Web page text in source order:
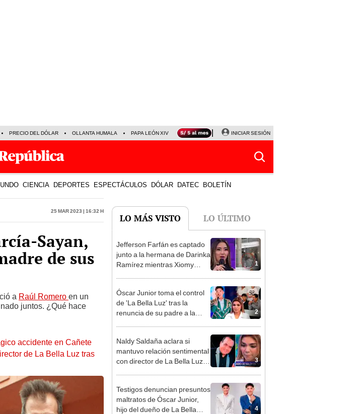
PRECIO DEL DÓLAR OLLANTA HUMALA PAPA LEÓN XIV NALDY SALDAÑA LA BELLA LUZ
INICIAR SESIÓN
CIENCIA DEPORTES ESPECTÁCULOS DÓLAR DATEC BOLETÍN
25 Mar 2023 | 16:32 h
Sayan,
de sus
a Raúl Romero en un
juntos. ¿Qué hace
accidente en Cañete
de La Bella Luz tras
LO MÁS VISTO LO ÚLTIMO
1
Jefferson Farfán es captado
junto a la hermana de Darinka
Ramírez mientras Xiomy
2
Óscar Junior toma el control
de 'La Bella Luz' tras la
renuncia de su padre a la
3
Naldy Saldaña aclara si
mantuvo relación sentimental
con director de La Bella Luz
bajo”
4
Testigos denuncian presuntos
maltratos de Óscar Junior,
hijo del dueño de La Bella